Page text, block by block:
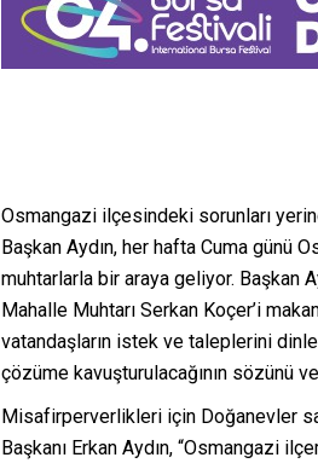
Osmangazi ilçesindeki sorunları
Başkan Aydın, her hafta Cuma günü
muhtarlarla bir araya geliyor. Başkan
Mahalle Muhtarı Serkan Koçer’i
vatandaşların istek ve taleplerini
çözüme kavuşturulacağının sözünü
Misafirperverlikleri için Doğanevler
Başkanı Erkan Aydın, “Osmangazi